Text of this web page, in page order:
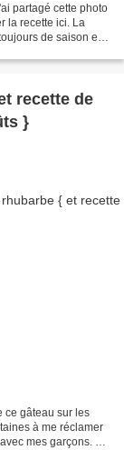
partagé cette photo
la recette ici. La
de saison et
recette de
}
ce gâteau sur les
à me réclamer
mes garçons. La